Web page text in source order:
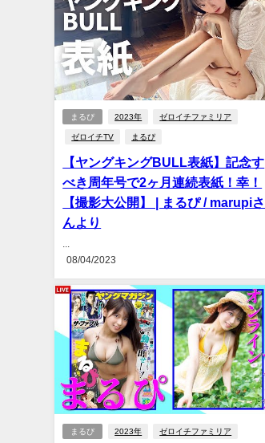
まるぴ 2023年 ゼロイチファミリア
ゼロイチTV まるぴ
【ヤングキングBULL表紙】記念す
べき周年号で2ヶ月連続表紙！幸！
【撮影大公開】 | まるぴ / marupiさ
んより
08/04/2023
まるぴ 2023年 ゼロイチファミリア